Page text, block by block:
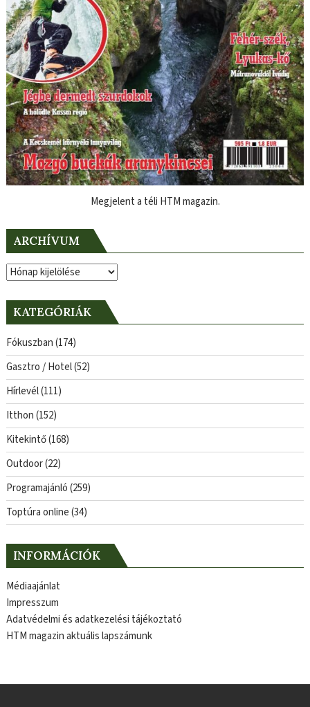
Megjelent a téli HTM magazin.
ARCHÍVUM
Archívum
KATEGÓRIÁK
Fókuszban(174)
Gasztro / Hotel(52)
Hírlevél(111)
Itthon(152)
Kitekintő(168)
Outdoor(22)
Programajánló(259)
Toptúra online(34)
INFORMÁCIÓK
Médiaajánlat
Impresszum
Adatvédelmi és adatkezelési tájékoztató
HTM magazin aktuális lapszámunk